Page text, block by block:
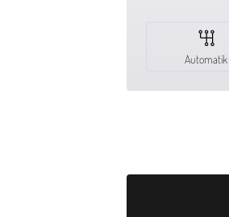
Automatik